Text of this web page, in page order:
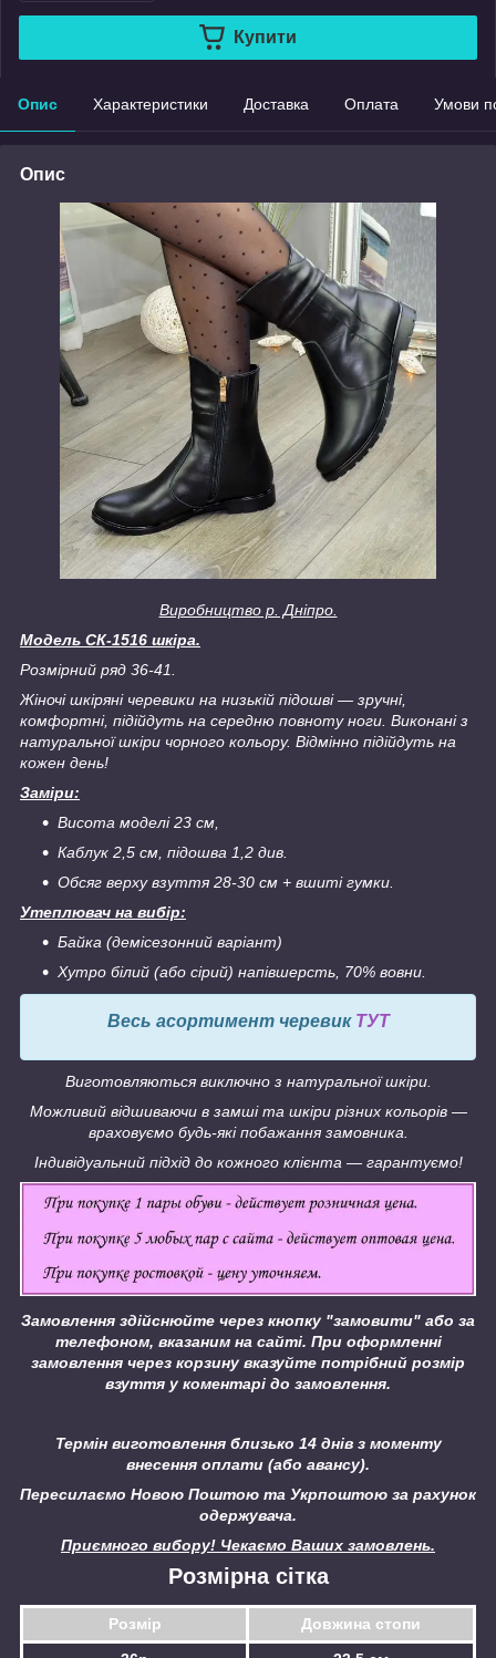
Купити
Опис Характеристики Доставка Оплата Умови
Опис
Виробництво р. Дніпро.
Модель СК-1516 шкіра.
Розмірний ряд 36-41.
Жіночі шкіряні черевики на низькій підошві ― зручні,
комфортні, підійдуть на середню повноту ноги. Виконані з
натуральної шкіри чорного кольору. Відмінно підійдуть на
кожен день!
Заміри:
Висота моделі 23 см,
Каблук 2,5 см, підошва 1,2 див.
Обсяг верху взуття 28-30 см + вшиті гумки.
Утеплювач на вибір:
Байка (демісезонний варіант)
Хутро білий (або сірий) напівшерсть, 70% вовни.
Весь асортимент черевик ТУТ
Виготовляються виключно з натуральної шкіри.
Можливий відшиваючи в замші та шкіри різних кольорів ―
враховуємо будь-які побажання замовника.
Індивідуальний підхід до кожного клієнта ― гарантуємо!
Замовлення здійснюйте через кнопку "замовити" або за
телефоном, вказаним на сайті. При оформленні
замовлення через корзину вказуйте потрібний розмір
взуття у коментарі до замовлення.
Термін виготовлення близько 14 днів з моменту
внесення оплати (або авансу).
Пересилаємо Новою Поштою та Укрпоштою за рахунок
одержувача.
Приємного вибору! Чекаємо Ваших замовлень.
Розмір Довжина стопи
Розмірна сітка